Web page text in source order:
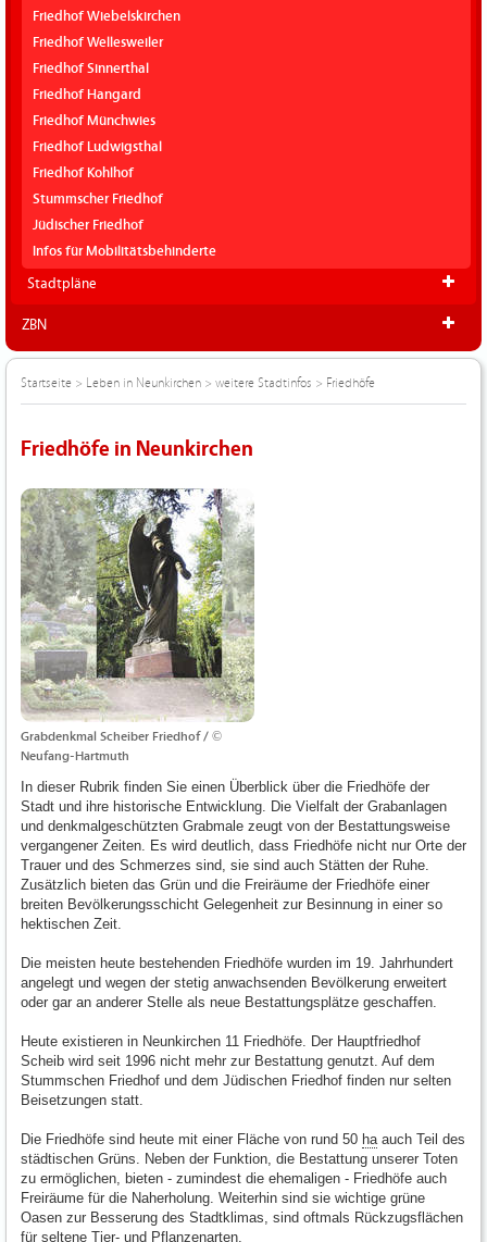
Friedhof Wiebelskirchen
Friedhof Wellesweiler
Friedhof Sinnerthal
Friedhof Hangard
Friedhof Münchwies
Friedhof Ludwigsthal
Friedhof Kohlhof
Stummscher Friedhof
Jüdischer Friedhof
Infos für Mobilitätsbehinderte
Stadtpläne
ZBN
Startseite > Leben in Neunkirchen > weitere Stadtinfos > Friedhöfe
Friedhöfe in Neunkirchen
Grabdenkmal Scheiber Friedhof / ©
Neufang-Hartmuth
In dieser Rubrik finden Sie einen Überblick über die Friedhöfe der
Stadt und ihre historische Entwicklung. Die Vielfalt der Grabanlagen
und denkmalgeschützten Grabmale zeugt von der Bestattungsweise
vergangener Zeiten. Es wird deutlich, dass Friedhöfe nicht nur Orte der
Trauer und des Schmerzes sind, sie sind auch Stätten der Ruhe.
Zusätzlich bieten das Grün und die Freiräume der Friedhöfe einer
breiten Bevölkerungsschicht Gelegenheit zur Besinnung in einer so
hektischen Zeit.
Die meisten heute bestehenden Friedhöfe wurden im 19. Jahrhundert
angelegt und wegen der stetig anwachsenden Bevölkerung erweitert
oder gar an anderer Stelle als neue Bestattungsplätze geschaffen.
Heute existieren in Neunkirchen 11 Friedhöfe. Der Hauptfriedhof
Scheib wird seit 1996 nicht mehr zur Bestattung genutzt. Auf dem
Stummschen Friedhof und dem Jüdischen Friedhof finden nur selten
Beisetzungen statt.
Die Friedhöfe sind heute mit einer Fläche von rund 50 ha auch Teil des
städtischen Grüns. Neben der Funktion, die Bestattung unserer Toten
zu ermöglichen, bieten - zumindest die ehemaligen - Friedhöfe auch
Freiräume für die Naherholung. Weiterhin sind sie wichtige grüne
Oasen zur Besserung des Stadtklimas, sind oftmals Rückzugsflächen
für seltene Tier- und Pflanzenarten.